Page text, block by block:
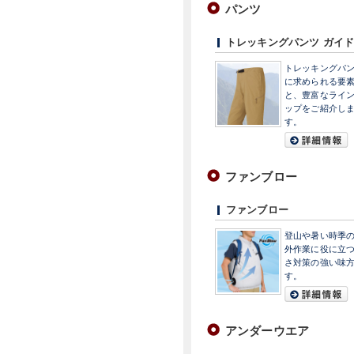
パンツ
トレッキングパンツ ガイド
トレッキングパ
に求められる要素
と、豊富なライ
ップをご紹介しま
す。
ファンブロー
ファンブロー
登山や暑い時季
外作業に役に立
さ対策の強い味
す。
アンダーウエア